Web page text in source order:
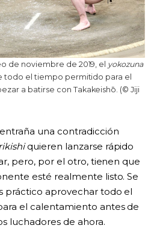
de noviembre de 2019, el yokozuna
todo el tiempo permitido para el
a batirse con Takakeishō. (© Jiji
una contradicción
quieren lanzarse rápido
pero, por el otro, tienen que
esté realmente listo. Se
práctico aprovechar todo el
el calentamiento antes de
luchadores de ahora.